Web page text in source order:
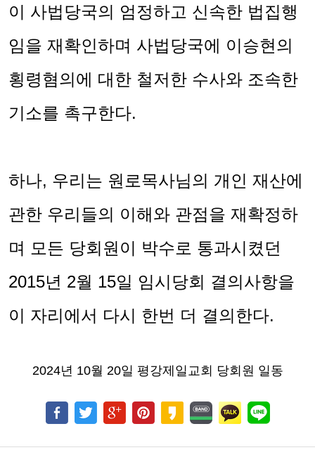
이 사법당국의 엄정하고 신속한 법집행
임을 재확인하며 사법당국에 이승현의
횡령혐의에 대한 철저한 수사와 조속한
기소를 촉구한다.
하나, 우리는 원로목사님의 개인 재산에
관한 우리들의 이해와 관점을 재확정하
며 모든 당회원이 박수로 통과시켰던
2015년 2월 15일 임시당회 결의사항을
이 자리에서 다시 한번 더 결의한다.
2024년 10월 20일 평강제일교회 당회원 일동